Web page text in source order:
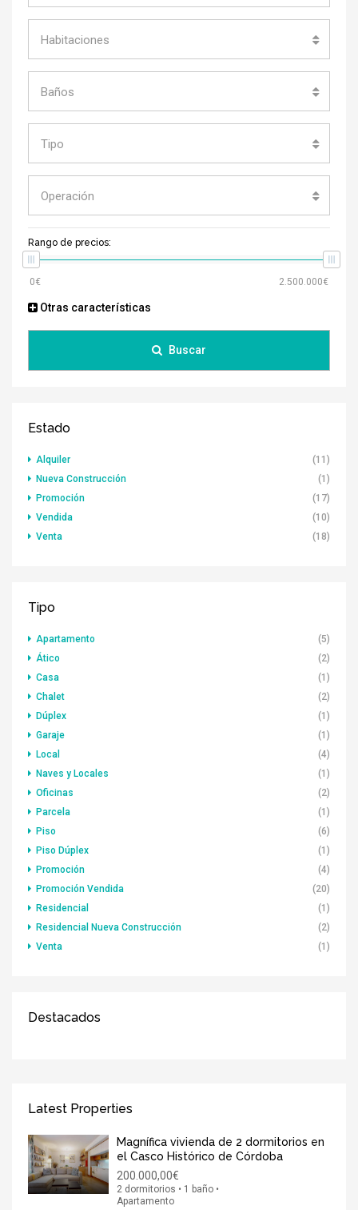
Habitaciones
Baños
Tipo
Operación
Rango de precios:
Otras características
Buscar
Estado
Alquiler
(11)
Nueva Construcción
(1)
Promoción
(17)
Vendida
(10)
Venta
(18)
Tipo
Apartamento
(5)
Ático
(2)
Casa
(1)
Chalet
(2)
Dúplex
(1)
Garaje
(1)
Local
(4)
Naves y Locales
(1)
Oficinas
(2)
Parcela
(1)
Piso
(6)
Piso Dúplex
(1)
Promoción
(4)
Promoción Vendida
(20)
Residencial
(1)
Residencial Nueva Construcción
(2)
Venta
(1)
Destacados
Latest Properties
Magnífica vivienda de 2 dormitorios en
el Casco Histórico de Córdoba
200.000,00€
2 dormitorios • 1 baño •
Apartamento